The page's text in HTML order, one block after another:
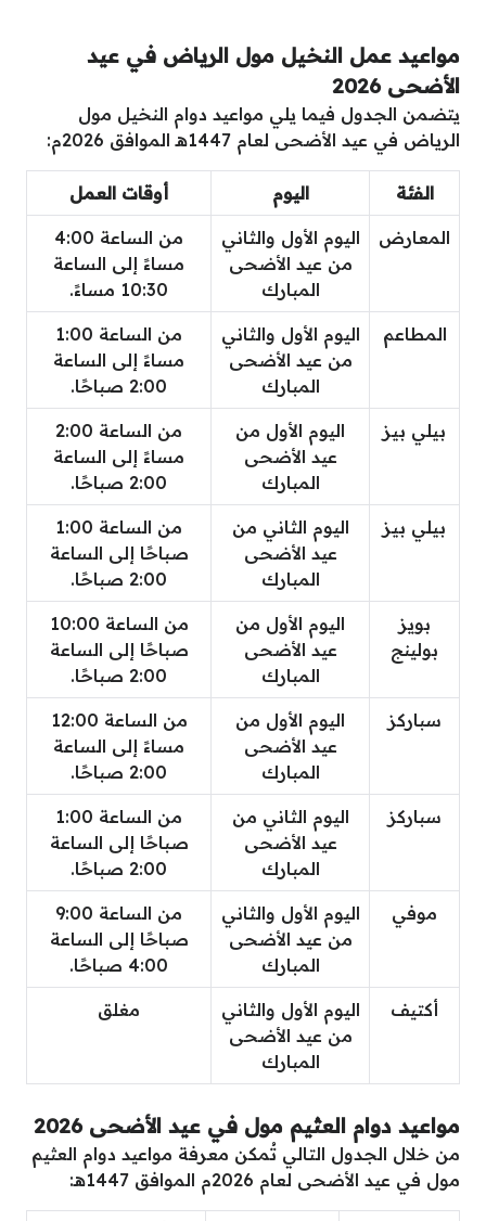
مواعيد عمل النخيل مول الرياض في عيد
الأضحى 2026
يتضمن الجدول فيما يلي مواعيد دوام النخيل مول
الرياض في عيد الأضحى لعام 1447هـ الموافق 2026م:
الفئة اليوم أوقات العمل
المعارض
اليوم الأول والثاني
من عيد الأضحى
المبارك
من الساعة 4:00
مساءً إلى الساعة
10:30 مساءً.
المطاعم
اليوم الأول والثاني
من عيد الأضحى
المبارك
من الساعة 1:00
مساءً إلى الساعة
2:00 صباحًا.
بيلي بيز
اليوم الأول من
عيد الأضحى
المبارك
من الساعة 2:00
مساءً إلى الساعة
2:00 صباحًا.
بيلي بيز
اليوم الثاني من
عيد الأضحى
المبارك
من الساعة 1:00
صباحًا إلى الساعة
2:00 صباحًا.
بويز
بولينج
اليوم الأول من
عيد الأضحى
المبارك
من الساعة 10:00
صباحًا إلى الساعة
2:00 صباحًا.
سباركز
اليوم الأول من
عيد الأضحى
المبارك
من الساعة 12:00
مساءً إلى الساعة
2:00 صباحًا.
سباركز
اليوم الثاني من
عيد الأضحى
المبارك
من الساعة 1:00
صباحًا إلى الساعة
2:00 صباحًا.
موفي
اليوم الأول والثاني
من عيد الأضحى
المبارك
من الساعة 9:00
صباحًا إلى الساعة
4:00 صباحًا.
أكتيف
اليوم الأول والثاني
من عيد الأضحى
المبارك
مغلق
مواعيد دوام العثيم مول في عيد الأضحى 2026
من خلال الجدول التالي تُمكن معرفة مواعيد دوام العثيم
مول في عيد الأضحى لعام 2026م الموافق 1447هـ: